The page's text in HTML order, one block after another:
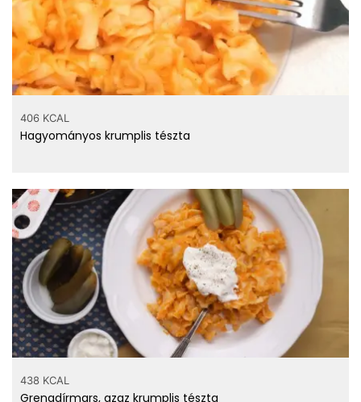
406 KCAL
Hagyományos krumplis tészta
438 KCAL
Grenadírmars, azaz krumplis tészta